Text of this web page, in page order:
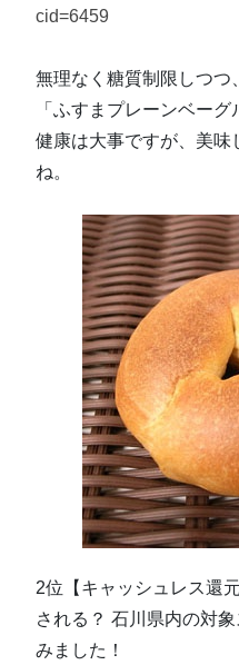
cid=6459
無理なく糖質制限しつつ
「ふすまプレーンベーグ
健康は大事ですが、美味
ね。
2位【キャッシュレス還
される？ 石川県内の対
みました！